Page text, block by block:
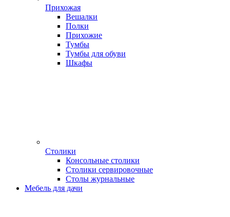
Прихожая
Вешалки
Полки
Прихожие
Тумбы
Тумбы для обуви
Шкафы
Столики
Консольные столики
Столики сервировочные
Столы журнальные
Мебель для дачи